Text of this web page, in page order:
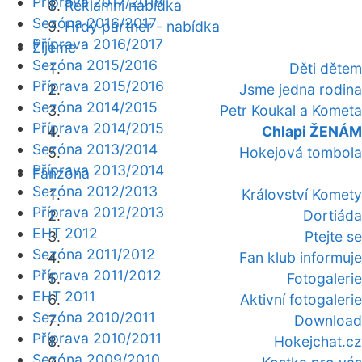
Reklamní nabídka
Hrdý partner - nabídka
Žijeme
Děti dětem
Jsme jedna rodina
Petr Koukal a Kometa
Chlapi ŽENÁM
Hokejová tombola
Fanzóna
Království Komety
Dortiáda
Ptejte se
Fan klub informuje
Fotogalerie
Aktivní fotogalerie
Download
Hokejchat.cz
Sezóna 2016/2017
Příprava 2016/2017
Sezóna 2015/2016
Příprava 2015/2016
Sezóna 2014/2015
Příprava 2014/2015
Sezóna 2013/2014
Příprava 2013/2014
Sezóna 2012/2013
Příprava 2012/2013
EHT 2012
Sezóna 2011/2012
Příprava 2011/2012
EHT 2011
Sezóna 2010/2011
Příprava 2010/2011